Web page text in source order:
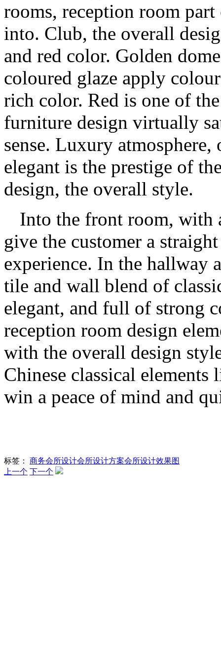
rooms, reception room
into. Club, the overall
and red color. Golden
coloured glaze apply
rich color. Red is one of
furniture design virtually
sense. Luxury
elegant is the prestige of
design, the overall style.
Into the front room, with
give the customer a
experience. In the
tile and wall blend of
elegant, and full of strong
reception room design
with the overall design
Chinese classical elements
win a peace of mind and
标签： 商务会所设计会所设计方案会所设计效果图
上一个 下一个